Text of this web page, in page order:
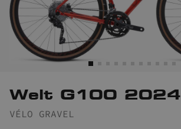
Welt G100 2024
VÉLO GRAVEL